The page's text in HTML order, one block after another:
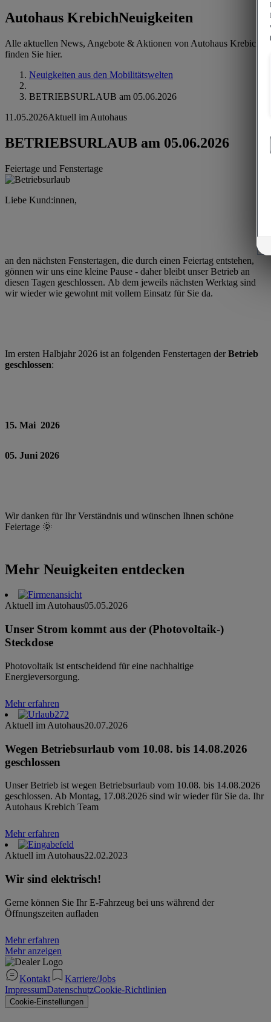
Autohaus KrebichNeuigkeiten
Alle aktuellen News, Angebote & Aktionen von Autohaus Krebich
finden Sie hier.
Neuigkeiten aus den Mobilitätswelten
BETRIEBSURLAUB am 05.06.2026
11.05.2026Aktuell im Autohaus
BETRIEBSURLAUB am 05.06.2026
Feiertage und Fenstertage
Liebe Kund:innen,
an den nächsten Fenstertagen, die durch einen Feiertag entstehen,
gönnen wir uns eine kleine Pause - daher bleibt unser Betrieb an
diesen Tagen geschlossen. Ab dem jeweils nächsten Werktag sind
wir wieder wie gewohnt mit vollem Einsatz für Sie da.
Im ersten Halbjahr 2026 ist an folgenden Fenstertagen derBetrieb
geschlossen:
15. Mai 2026
05. Juni 2026
Wir danken für Ihr Verständnis und wünschen Ihnen schöne
Feiertage 🌞
Mehr Neuigkeiten entdecken
Aktuell im Autohaus05.05.2026
Unser Strom kommt aus der (Photovoltaik-)
Steckdose
Photovoltaik ist entscheidend für eine nachhaltige
Energieversorgung.
Mehr erfahren
Aktuell im Autohaus20.07.2026
Wegen Betriebsurlaub vom 10.08. bis 14.08.2026
geschlossen
Unser Betrieb ist wegen Betriebsurlaub vom 10.08. bis 14.08.2026
geschlossen. Ab Montag, 17.08.2026 sind wir wieder für Sie da. Ihr
Autohaus Krebich Team
Mehr erfahren
Aktuell im Autohaus22.02.2023
Wir sind elektrisch!
Gerne können Sie Ihr E-Fahrzeug bei uns während der
Öffnungszeiten aufladen
Mehr erfahren
Mehr anzeigen
Kontakt
Karriere/Jobs
ImpressumDatenschutzCookie-Richtlinien
Cookie-Einstellungen